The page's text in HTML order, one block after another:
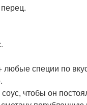
любые специи по
чтобы он